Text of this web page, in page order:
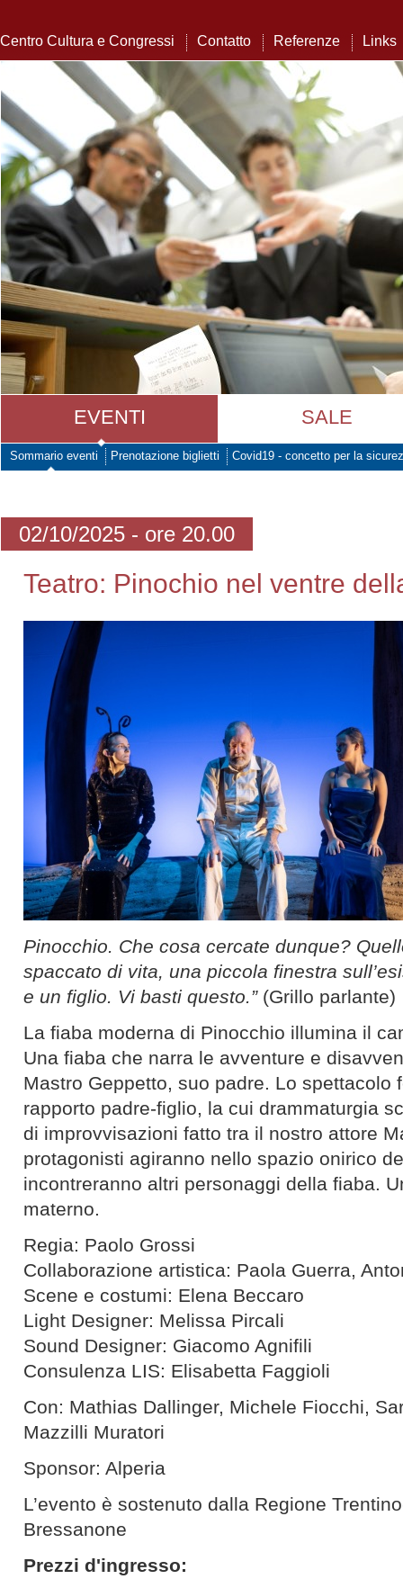
Centro Cultura e Congressi Contatto Referenze Links
EVENTI SALE
Sommario eventi Prenotazione biglietti Covid19 - concetto per la
02/10/2025 - ore 20.00
Teatro: Pinochio nel ventre
Pinocchio. Che cosa cercate dunque?
spaccato di vita, una piccola finestra
e un figlio. Vi basti questo.” (Grillo parlante)
La fiaba moderna di Pinocchio illumina il
Una fiaba che narra le avventure e
Mastro Geppetto, suo padre. Lo spettacolo
rapporto padre-figlio, la cui drammaturgia
di improvvisazioni fatto tra il nostro attore
protagonisti agiranno nello spazio onirico
incontreranno altri personaggi della fiaba.
materno.
Regia: Paolo Grossi
Collaborazione artistica: Paola Guerra,
Scene e costumi: Elena Beccaro
Light Designer: Melissa Pircali
Sound Designer: Giacomo Agnifili
Consulenza LIS: Elisabetta Faggioli
Con: Mathias Dallinger, Michele Fiocchi,
Mazzilli Muratori
Sponsor: Alperia
L’evento è sostenuto dalla Regione
Bressanone
Prezzi d'ingresso: